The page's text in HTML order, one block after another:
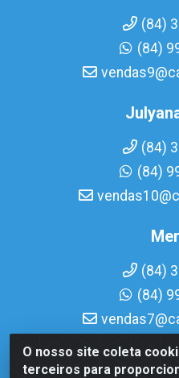
O nosso site coleta
terceiros para
(84)
(84)
(84)
(84)
(84)
(84)
Casa Norte LTDA - Av.